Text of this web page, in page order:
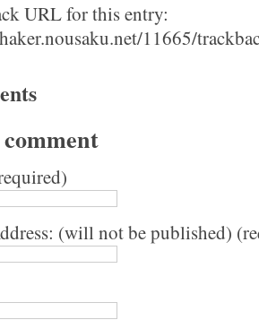
URL for this entry:
11665/
(will not be published)